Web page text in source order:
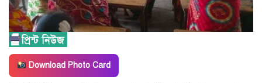
Download Photo Card